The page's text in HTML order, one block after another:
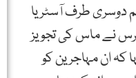
دوسری طرف آسٹریا
نے ماس کی تجویز
کہ ان مہاجرین کو